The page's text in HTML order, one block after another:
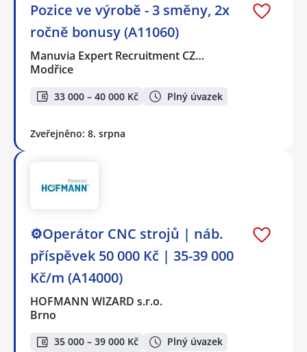
Pozice ve výrobě - 3 směny, 2x
ročně bonusy (A11060)
Manuvia Expert Recruitment CZ…
Modřice
33 000 – 40 000 Kč Plný úvazek
Zveřejněno: 8. srpna
⚙️Operátor CNC strojů ️| náb.
příspěvek 50 000 Kč | 35-39 000
Kč/m (A14000)
HOFMANN WIZARD s.r.o.
Brno
35 000 – 39 000 Kč
Plný úvazek